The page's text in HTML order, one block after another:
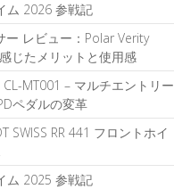
ム 2026 参戦記
ー レビュー：Polar Verity
じたメリットと使用感
MT001 – マルチエントリー
ペダルの変革
SWISS RR 441 フロントホイ
ム 2025 参戦記